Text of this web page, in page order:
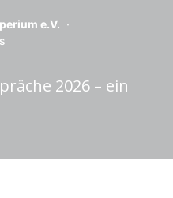
e.V.
2026 – ein